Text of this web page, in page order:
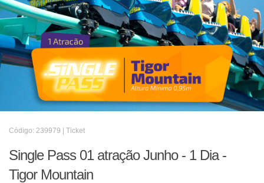
Código: 239979 | Ticket
Single Pass 01 atração Junho - 1 Dia -
Tigor Mountain